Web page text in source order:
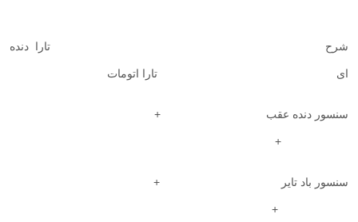
شرح تارا دنده
ای تارا اتومات
سنسور دنده عقب +
+
سنسور باد تایر +
+